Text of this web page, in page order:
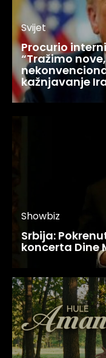
Svijet
Procurio
“Tražimo
kažnjavanje
Showbiz
Srbija:
koncerta Dine